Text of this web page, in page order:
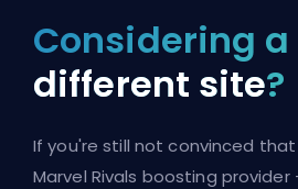
Considering a
different site?
If you're still not convinced that
Marvel Rivals boosting